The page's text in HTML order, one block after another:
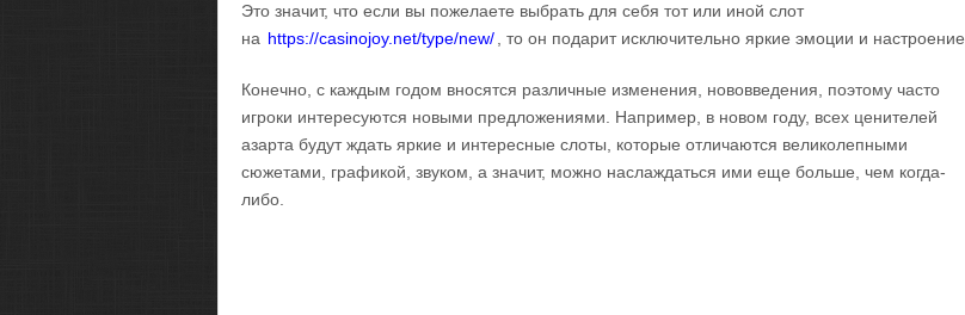
Это значит, что если вы пожелаете выбрать для себя тот или иной слот
на https://casinojoy.net/type/new/ , то он подарит исключительно яркие эмоции и настроение.
Конечно, с каждым годом вносятся различные изменения, нововведения, поэтому часто
игроки интересуются новыми предложениями. Например, в новом году, всех ценителей
азарта будут ждать яркие и интересные слоты, которые отличаются великолепными
сюжетами, графикой, звуком, а значит, можно наслаждаться ими еще больше, чем когда-
либо.